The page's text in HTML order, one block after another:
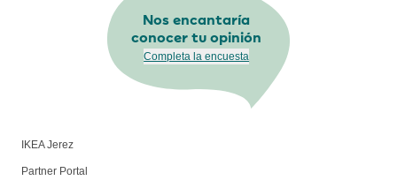
Nos encantaría
conocer tu opinión
Completa la encuesta
IKEA Jerez
Partner Portal